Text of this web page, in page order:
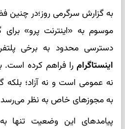
به گزارش سرگرمی روز؛در چنین
موسوم به «اینترنت پرو» برای
دسترسی محدود به برخی
اینستاگرام را فراهم کرده است.
نه عمومی است و نه آزاد؛ بلکه
به مجوزهای خاص به نظر
پیامدهای این وضعیت تنها